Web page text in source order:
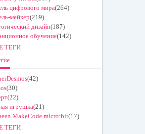
цифрового мира(264)
мейкер(219)
дизайн(187)
обучение(142)
ТЕГИ
(42)
(30)
(22)
игрушка(21)
MakeCode micro:bit(17)
ТЕГИ